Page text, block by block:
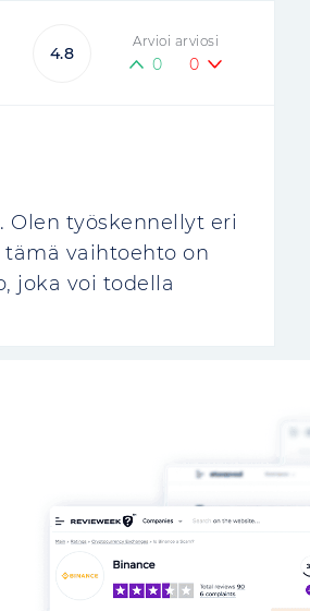
4.8
Arvioi arviosi
0 0
Olen työskennellyt eri
vaihtoehto on
joka voi todella